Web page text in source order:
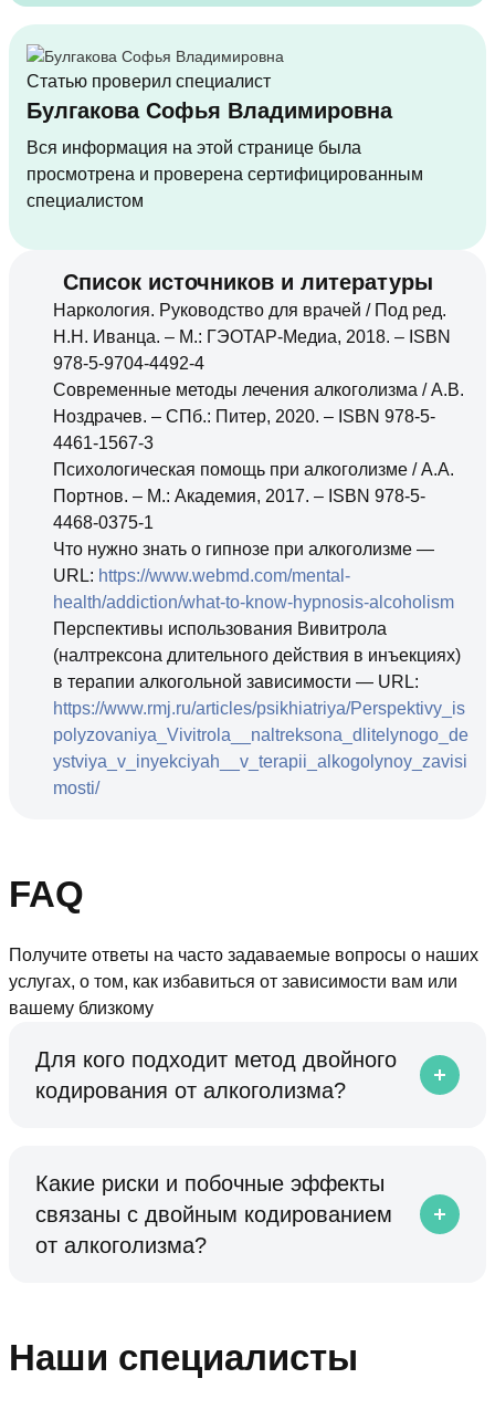
Статью проверил специалист
Булгакова Софья Владимировна
Вся информация на этой странице была
просмотрена и проверена сертифицированным
специалистом
Список источников и литературы
Наркология. Руководство для врачей / Под ред.
Н.Н. Иванца. – М.: ГЭОТАР-Медиа, 2018. – ISBN
978-5-9704-4492-4
Современные методы лечения алкоголизма / А.В.
Ноздрачев. – СПб.: Питер, 2020. – ISBN 978-5-
4461-1567-3
Психологическая помощь при алкоголизме / А.А.
Портнов. – М.: Академия, 2017. – ISBN 978-5-
4468-0375-1
Что нужно знать о гипнозе при алкоголизме —
URL: https://www.webmd.com/mental-
health/addiction/what-to-know-hypnosis-alcoholism
Перспективы использования Вивитрола
(налтрексона длительного действия в инъекциях)
в терапии алкогольной зависимости — URL:
https://www.rmj.ru/articles/psikhiatriya/Perspektivy_is
polyzovaniya_Vivitrola__naltreksona_dlitelynogo_de
ystviya_v_inyekciyah__v_terapii_alkogolynoy_zavisi
mosti/
FAQ
Получите ответы на часто задаваемые вопросы о наших
услугах, о том, как избавиться от зависимости вам или
вашему близкому
Для кого подходит метод двойного
кодирования от алкоголизма?
Какие риски и побочные эффекты
связаны с двойным кодированием
от алкоголизма?
Наши специалисты